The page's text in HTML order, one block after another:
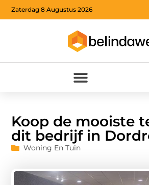
Zaterdag 8 Augustus 2026
Koop de mooiste
dit bedrijf in
Woning En Tuin